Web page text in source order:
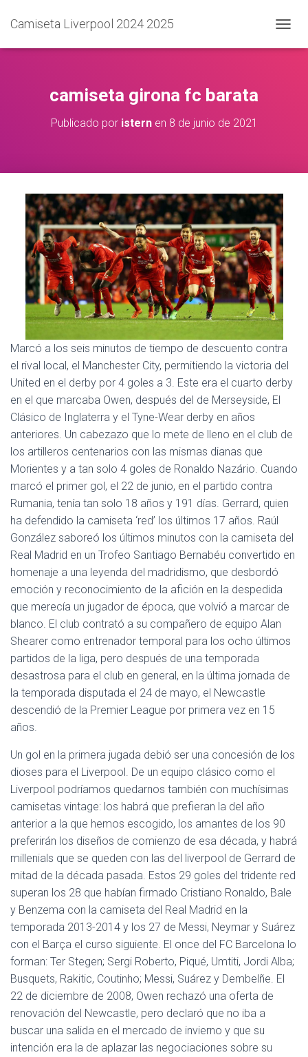
Camiseta Liverpool 2024 2025
A
E
N
A
V
E
G
A
C
I
N
camiseta girona fc barata
Publicado por isternen 8 de junio de 2021
Marcó a los seis minutos de tiempo de descuento contra
el rival local, el Manchester City, permitiendo la victoria del
United en el derby por 4 goles a 3. Este era el cuarto derby
en el que marcaba Owen, después del de Merseyside, El
Clásico de Inglaterra y el Tyne-Wear derby en años
anteriores. Un cabezazo que lo mete de lleno en el club de
los artilleros centenarios con las mismas dianas que
Morientes y a tan solo 4 goles de Ronaldo Nazário. Cuando
marcó el primer gol, el 22 de junio, en el partido contra
Rumania, tenía tan solo 18 años y 191 días. Gerrard, quien
ha defendido la camiseta ‘red’ los últimos 17 años. Raúl
González saboreó los últimos minutos con la camiseta del
Real Madrid en un Trofeo Santiago Bernabéu convertido en
homenaje a una leyenda del madridismo, que desbordó
emoción y reconocimiento de la afición en la despedida
que merecía un jugador de época, que volvió a marcar de
blanco. El club contrató a su compañero de equipo Alan
Shearer como entrenador temporal para los ocho últimos
partidos de la liga, pero después de una temporada
desastrosa para el club en general, en la última jornada de
la temporada disputada el 24 de mayo, el Newcastle
descendió de la Premier League por primera vez en 15
años.
Un gol en la primera jugada debió ser una concesión de los
dioses para el Liverpool. De un equipo clásico como el
Liverpool podríamos quedarnos también con muchísimas
camisetas vintage: los habrá que prefieran la del año
anterior a la que hemos escogido, los amantes de los 90
preferirán los diseños de comienzo de esa década, y habrá
millenials que se queden con las del liverpool de Gerrard de
mitad de la década pasada. Estos 29 goles del tridente red
superan los 28 que habían firmado Cristiano Ronaldo, Bale
y Benzema con la camiseta del Real Madrid en la
temporada 2013-2014 y los 27 de Messi, Neymar y Suárez
con el Barça el curso siguiente. El once del FC Barcelona lo
forman: Ter Stegen; Sergi Roberto, Piqué, Umtiti, Jordi Alba;
Busquets, Rakitic, Coutinho; Messi, Suárez y Dembelñe. El
22 de diciembre de 2008, Owen rechazó una oferta de
renovación del Newcastle, pero declaró que no iba a
buscar una salida en el mercado de invierno y que su
intención era la de aplazar las negociaciones sobre su